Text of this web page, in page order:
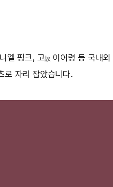
엘 핑크, 고故 이어령 등 국내
로 자리 잡았습니다.